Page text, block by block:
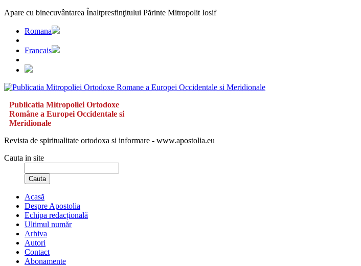
Apare cu binecuvântarea Înaltpresfinţitului Părinte Mitropolit Iosif
Romana
Francais
Publicatia Mitropoliei Ortodoxe
Române a Europei Occidentale si
Meridionale
Revista de spiritualitate ortodoxa si informare - www.apostolia.eu
Cauta in site
Cauta
Acasă
Despre Apostolia
Echipa redacțională
Ultimul număr
Arhiva
Autori
Contact
Abonamente